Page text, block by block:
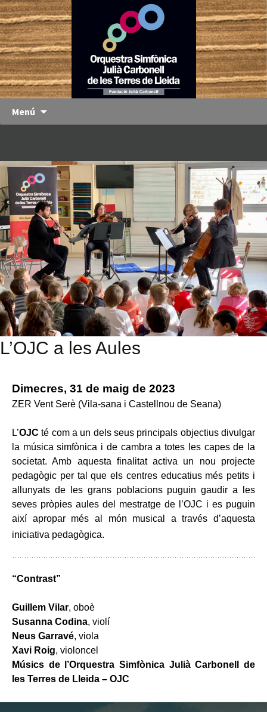
OJC
Orquestra
Simfònica
Julià
Carbonell
de les
Terres de
Lleida
Menú
L’OJC a les Aules
Dimecres, 31 de maig de 2023
ZER Vent Serè (Vila-sana i Castellnou de Seana)
L’OJC té com a un dels seus principals objectius divulgar
la música simfònica i de cambra a totes les capes de la
societat. Amb aquesta finalitat activa un nou projecte
pedagògic per tal que els centres educatius més petits i
allunyats de les grans poblacions puguin gaudir a les
seves pròpies aules del mestratge de l’OJC i es puguin
així apropar més al món musical a través d’aquesta
iniciativa pedagògica.
“Contrast”
Guillem Vilar, oboè
Susanna Codina, violí
Neus Garravé, viola
Xavi Roig, violoncel
Músics de l’Orquestra Simfònica Julià Carbonell de
les Terres de Lleida – OJC